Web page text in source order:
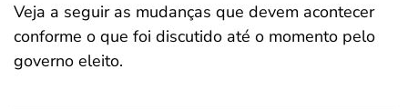
Veja a seguir as mudanças que devem acontecer
conforme o que foi discutido até o momento pelo
governo eleito.